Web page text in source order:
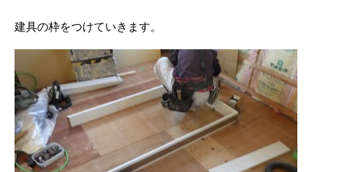
建具の枠をつけていきます。